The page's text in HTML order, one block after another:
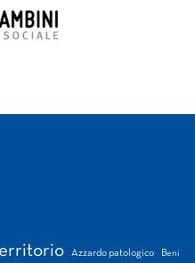
Azzardo patologico Beni